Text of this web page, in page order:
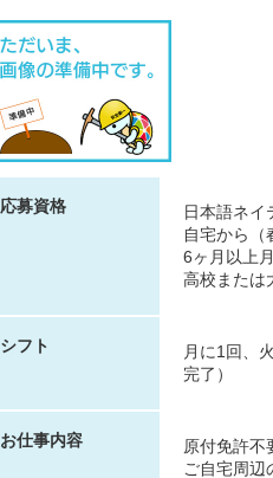
応募資格
日本語ネイ
自宅から（
6ヶ月以上
高校または
シフト
月に1回、
完了）
お仕事内容
原付免許不
ご自宅周辺